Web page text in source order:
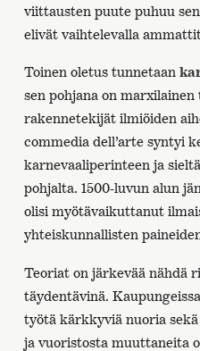
viittausten puute puhuu
elivät vaihtelevalla
Toinen oletus tunnetaan
sen pohjana on
rakennetekijät ilmiöiden
commedia dell’arte syntyi
karnevaaliperinteen ja
pohjalta. 1500-luvun alun
olisi myötävaikuttanut
yhteiskunnallisten
Teoriat on järkevää nähdä
täydentävinä.
työtä kärkkyviä nuoria
ja vuoristosta muuttaneita